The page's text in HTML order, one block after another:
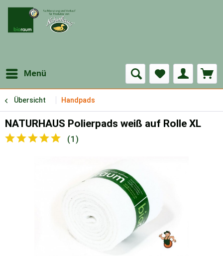
Menü
Übersicht Handpads
NATURHAUS Polierpads weiß auf Rolle XL
(1 )